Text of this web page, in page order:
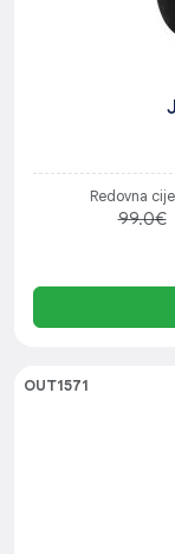
Redovna
99.0€
OUT1571